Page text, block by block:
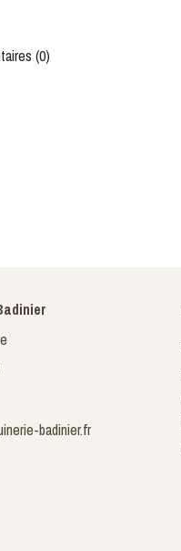
(0)
badinier.fr